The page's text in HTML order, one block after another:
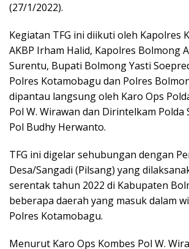
(27/1/2022).
Kegiatan TFG ini diikuti oleh Kapolres
AKBP Irham Halid, Kapolres Bolmong
Surentu, Bupati Bolmong Yasti
Polres Kotamobagu dan Polres
dipantau langsung oleh Karo Ops
Pol W. Wirawan dan Dirintelkam Polda
Pol Budhy Herwanto.
TFG ini digelar sehubungan dengan
Desa/Sangadi (Pilsang) yang
serentak tahun 2022 di Kabupaten
beberapa daerah yang masuk dalam
Polres Kotamobagu.
Menurut Karo Ops Kombes Pol W.